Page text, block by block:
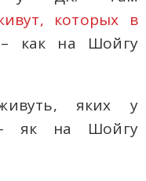
которых в
– как на Шойгу